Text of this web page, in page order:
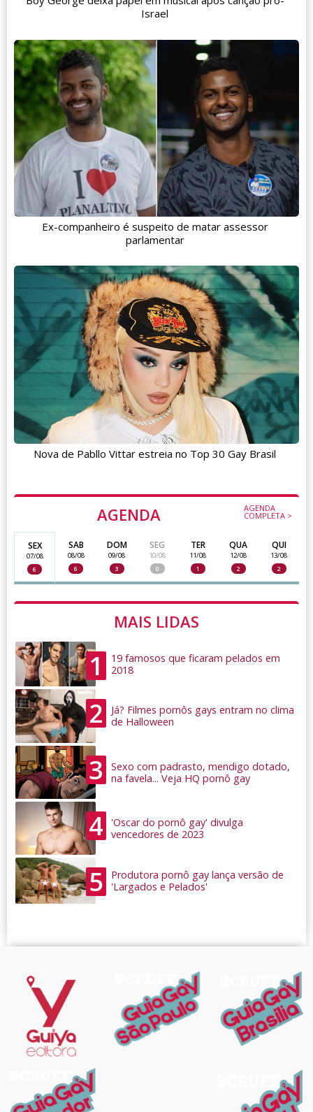
AGENDA AGENDA
COMPLETA >
SEX
07/08
6
SAB
08/08
6
DOM
09/08
3
SEG
10/08
0
TER
11/08
1
QUA
12/08
2
QUI
13/08
2
MAIS LIDAS
1
19 famosos que ficaram pelados em
2018
2
Já? Filmes pornôs gays entram no clima
de Halloween
3
Sexo com padrasto, mendigo dotado,
na favela... Veja HQ pornô gay
4
'Oscar do pornô gay' divulga
vencedores de 2023
5
Produtora pornô gay lança versão de
'Largados e Pelados'
Israel
Ex-companheiro é suspeito de matar assessor
parlamentar
Nova de Pabllo Vittar estreia no Top 30 Gay Brasil